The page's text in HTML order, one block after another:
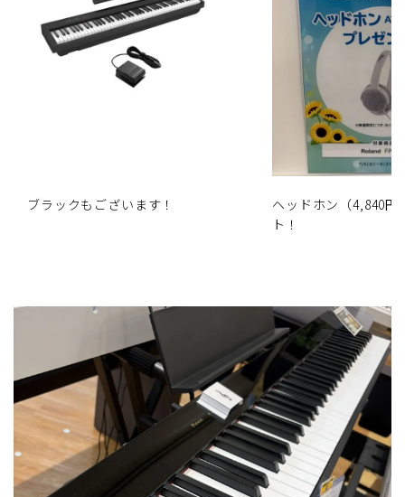
ブラックもございます！
ヘッドホン（4,840円
ト！